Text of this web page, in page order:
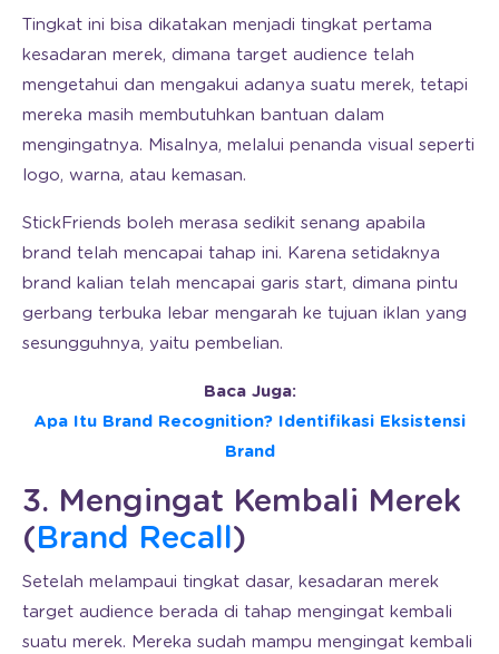
Tingkat ini bisa dikatakan menjadi tingkat pertama
kesadaran merek, dimana target audience telah
mengetahui dan mengakui adanya suatu merek, tetapi
mereka masih membutuhkan bantuan dalam
mengingatnya. Misalnya, melalui penanda visual seperti
logo, warna, atau kemasan.
StickFriends boleh merasa sedikit senang apabila
brand telah mencapai tahap ini. Karena setidaknya
brand kalian telah mencapai garis start, dimana pintu
gerbang terbuka lebar mengarah ke tujuan iklan yang
sesungguhnya, yaitu pembelian.
Baca Juga:
Apa Itu Brand Recognition? Identifikasi Eksistensi
Brand
3. Mengingat Kembali Merek
( Brand Recall )
Setelah melampaui tingkat dasar, kesadaran merek
target audience berada di tahap mengingat kembali
suatu merek. Mereka sudah mampu mengingat kembali